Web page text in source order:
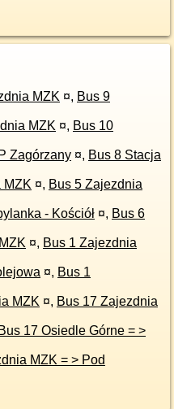
= > Zajezdnia MZK ¤, Bus 9
= > Zajezdnia MZK ¤, Bus 10
PKP Zagórzany ¤, Bus 8 Stacja
MZK ¤, Bus 5 Zajezdnia
Górne = > Kobylanka - Kościół ¤, Bus 6
MZK ¤, Bus 1 Zajezdnia
Biecz Kolejowa ¤, Bus 1
MZK ¤, Bus 17 Zajezdnia
Bus 17 Osiedle Górne = >
MZK = > Pod